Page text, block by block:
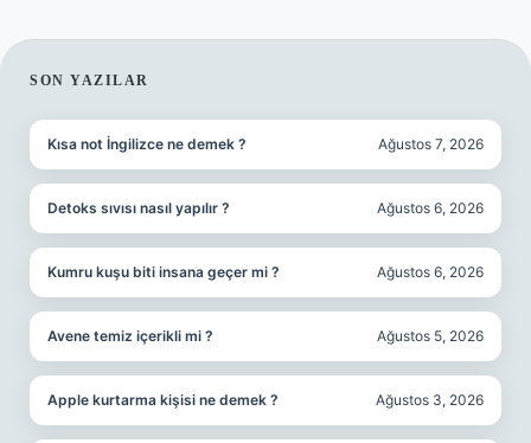
SIDEBAR
SON YAZILAR
Kısa not İngilizce ne demek ? Ağustos 7, 2026
Detoks sıvısı nasıl yapılır ? Ağustos 6, 2026
Kumru kuşu biti insana geçer mi ? Ağustos 6, 2026
Avene temiz içerikli mi ? Ağustos 5, 2026
Apple kurtarma kişisi ne demek ? Ağustos 3, 2026